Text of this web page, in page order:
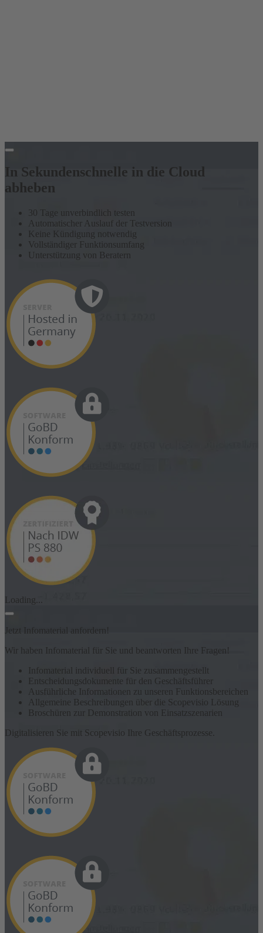
In Sekundenschnelle in die Cloud
abheben
30 Tage unverbindlich testen
Automatischer Auslauf der Testversion
Keine Kündigung notwendig
Vollständiger Funktionsumfang
Unterstützung von Beratern
Loading...
Jetzt Infomaterial anfordern!
Wir haben Infomaterial für Sie und beantworten Ihre Fragen!
Infomaterial individuell für Sie zusammengestellt
Entscheidungsdokumente für den Geschäftsführer
Ausführliche Informationen zu unseren Funktionsbereichen
Allgemeine Beschreibungen über die Scopevisio Lösung
Broschüren zur Demonstration von Einsatzszenarien
Digitalisieren Sie mit Scopevisio Ihre Geschäftsprozesse.